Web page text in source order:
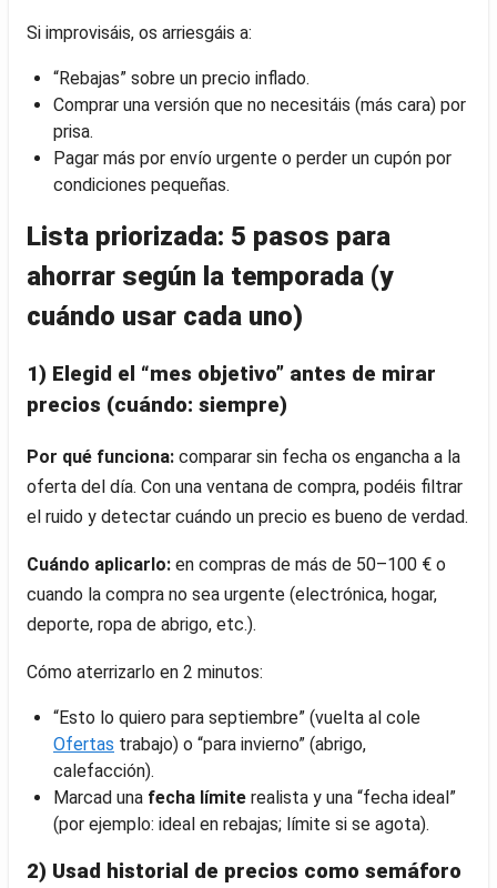
Si improvisáis, os arriesgáis a:
“Rebajas” sobre un precio inflado.
Comprar una versión que no necesitáis (más cara) por
prisa.
Pagar más por envío urgente o perder un cupón por
condiciones pequeñas.
Lista priorizada: 5 pasos para
ahorrar según la temporada (y
cuándo usar cada uno)
1) Elegid el “mes objetivo” antes de mirar
precios (cuándo: siempre)
Por qué funciona: comparar sin fecha os engancha a la
oferta del día. Con una ventana de compra, podéis filtrar
el ruido y detectar cuándo un precio es bueno de verdad.
Cuándo aplicarlo: en compras de más de 50–100 € o
cuando la compra no sea urgente (electrónica, hogar,
deporte, ropa de abrigo, etc.).
Cómo aterrizarlo en 2 minutos:
“Esto lo quiero para septiembre” (vuelta al cole
Ofertas trabajo) o “para invierno” (abrigo,
calefacción).
Marcad una fecha límite realista y una “fecha ideal”
(por ejemplo: ideal en rebajas; límite si se agota).
2) Usad historial de precios como semáforo